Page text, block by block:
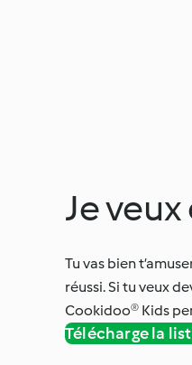
Je
Tu vas bien
réussi. Si tu veux
Cookidoo® Kids
Télécharge la